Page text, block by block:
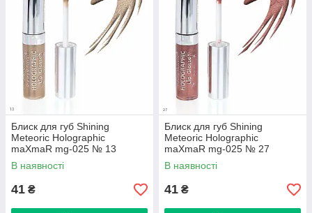
Блиск для губ Shining
Meteoric Holographic
maXmaR mg-025 № 13
В наявності
41 ₴
Блиск для губ Shining
Meteoric Holographic
maXmaR mg-025 № 27
В наявності
41 ₴